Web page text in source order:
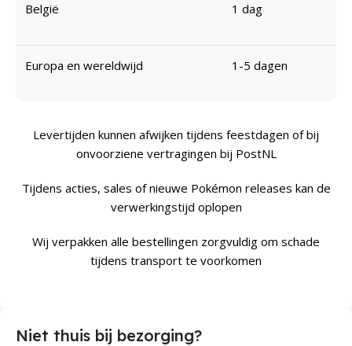
België 1 dag
Europa en wereldwijd 1-5 dagen
Levertijden kunnen afwijken tijdens feestdagen of bij
onvoorziene vertragingen bij PostNL
Tijdens acties, sales of nieuwe Pokémon releases kan de
verwerkingstijd oplopen
Wij verpakken alle bestellingen zorgvuldig om schade
tijdens transport te voorkomen
Niet thuis bij bezorging?